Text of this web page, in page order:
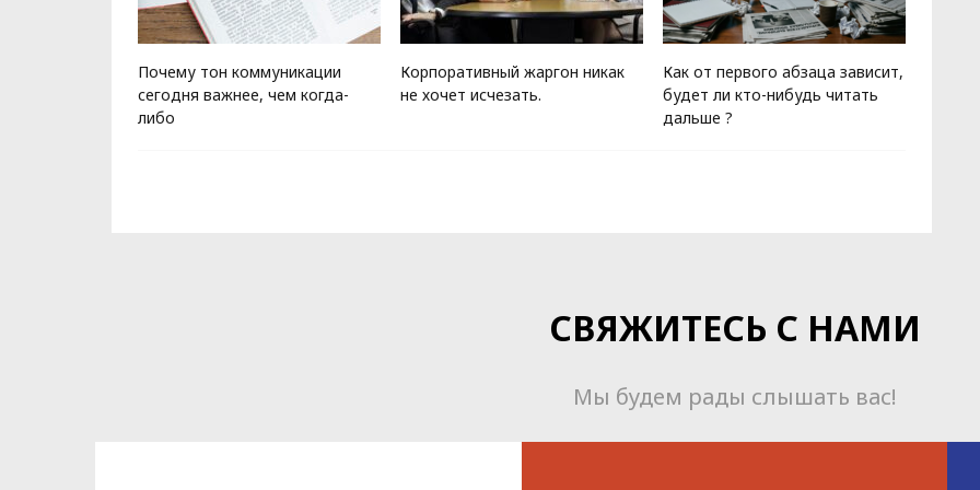
Почему тон коммуникации
сегодня важнее, чем когда-
либо
Корпоративный жаргон никак
не хочет исчезать.
Как от первого абзаца зависит,
будет ли кто-нибудь читать
дальше ?
СВЯЖИТЕСЬ С НАМИ
Мы будем рады слышать вас!